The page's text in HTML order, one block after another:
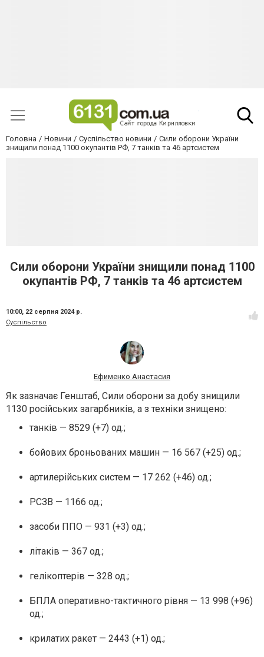
Головна Новини Суспільство новини
Сили оборони України
знищили понад 1100 окупантів РФ, 7 танків та 46 артсистем
Сили оборони України знищили понад 1100
окупантів РФ, 7 танків та 46 артсистем
10:00, 22 серпня 2024 р.
Суспільство
Ефименко Анастасия
Як зазначає Генштаб, Сили оборони за добу знищили
1130 російських загарбників, а з техніки знищено:
танків — 8529 (+7) од.;
бойових броньованих машин — 16 567 (+25) од.;
артилерійських систем — 17 262 (+46) од.;
РСЗВ — 1166 од.;
засоби ППО — 931 (+3) од.;
літаків — 367 од.;
гелікоптерів — 328 од.;
БПЛА оперативно-тактичного рівня — 13 998 (+96)
од.;
крилатих ракет — 2443 (+1) од.;